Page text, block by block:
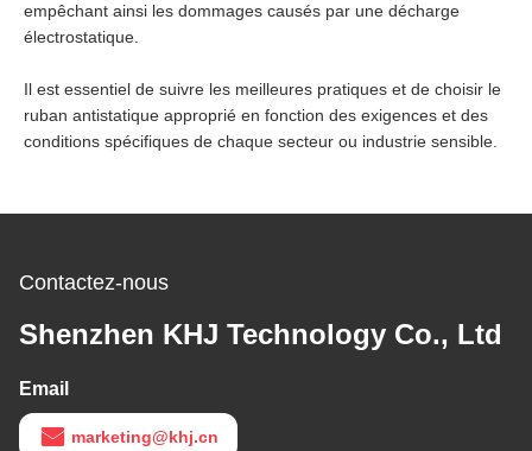
empêchant ainsi les dommages causés par une décharge
électrostatique.
Il est essentiel de suivre les meilleures pratiques et de choisir le
ruban antistatique approprié en fonction des exigences et des
conditions spécifiques de chaque secteur ou industrie sensible.
Contactez-nous
Shenzhen KHJ Technology Co., Ltd
Email
marketing@khj.cn